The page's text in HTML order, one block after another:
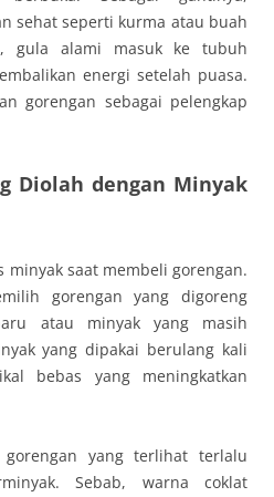
sehat seperti kurma atau buah
gula alami masuk ke tubuh
energi setelah puasa.
gorengan sebagai pelengkap
Diolah dengan Minyak
minyak saat membeli gorengan.
gorengan yang digoreng
atau minyak yang masih
yang dipakai berulang kali
bebas yang meningkatkan
yang terlihat terlalu
Sebab, warna coklat